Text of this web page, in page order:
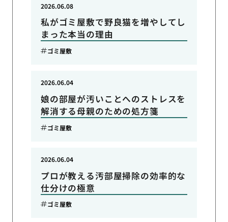
私がゴミ屋敷で野良猫を増やしてし
まった本当の理由
2026.06.08
ゴミ屋敷
娘の部屋が汚いことへのストレスを
解消する母親のための処方箋
2026.06.04
ゴミ屋敷
プロが教える汚部屋掃除の効率的な
仕分けの極意
2026.06.04
ゴミ屋敷